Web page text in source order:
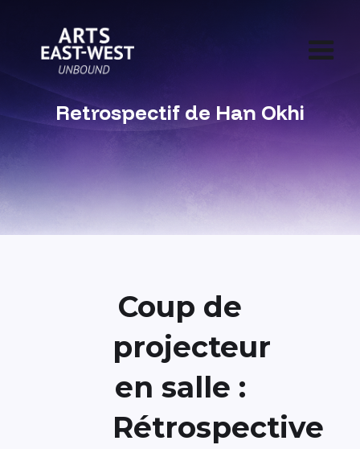
Retrospectif de Han Okhi
Coup de
projecteur
en salle :
Rétrospective